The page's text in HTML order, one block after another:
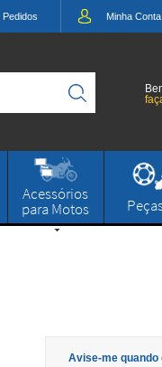
Pedidos MinhaConta
Acessórios
para Motos
Avise-me quando